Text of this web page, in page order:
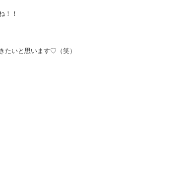
！！
たいと思います♡（笑）